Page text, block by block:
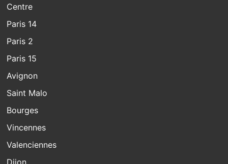
Centre
Paris 14
Paris 2
Paris 15
Avignon
Saint Malo
Bourges
Vincennes
Valenciennes
Dijon